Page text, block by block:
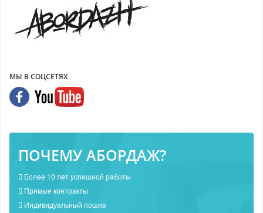
МЫ В СОЦСЕТЯХ
ПОЧЕМУ АБОРДАЖ?
Более 10 лет успешной работы
Прямые контракты
Индивидуальный пошив